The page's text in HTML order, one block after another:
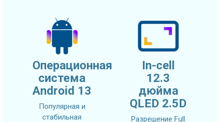
Операционная
система
Android 13
Популярная и
стабильная
In-cell
12.3
дюйма
QLED 2.5D
Разрешение Full